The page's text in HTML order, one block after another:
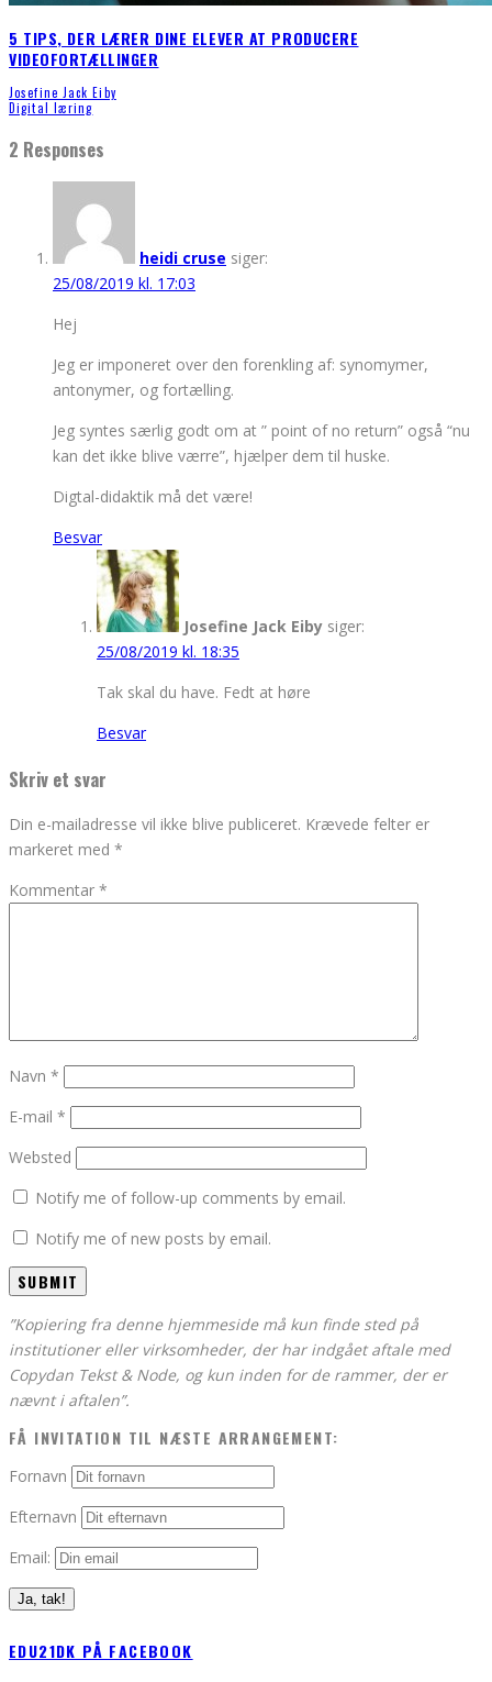
5 TIPS, DER LÆRER DINE ELEVER AT PRODUCERE
VIDEOFORTÆLLINGER
Josefine Jack Eiby
Digital læring
2 Responses
heidi cruse siger:
25/08/2019 kl. 17:03
Hej
Jeg er imponeret over den forenkling af: synomymer,
antonymer, og fortælling.
Jeg syntes særlig godt om at ” point of no return” også “nu
kan det ikke blive værre”, hjælper dem til huske.
Digtal-didaktik må det være!
Besvar
Josefine Jack Eiby siger:
25/08/2019 kl. 18:35
Tak skal du have. Fedt at høre
Besvar
Skriv et svar
Din e-mailadresse vil ikke blive publiceret. Krævede felter er
markeret med *
Kommentar *
Navn *
E-mail *
Websted
Notify me of follow-up comments by email.
Notify me of new posts by email.
”Kopiering fra denne hjemmeside må kun finde sted på
institutioner eller virksomheder, der har indgået aftale med
Copydan Tekst & Node, og kun inden for de rammer, der er
nævnt i aftalen”.
FÅ INVITATION TIL NÆSTE ARRANGEMENT:
Fornavn
Efternavn
Email:
EDU21DK PÅ FACEBOOK